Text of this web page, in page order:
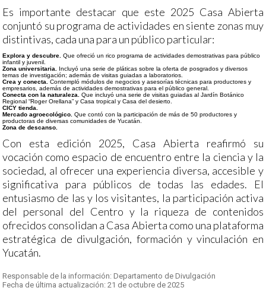
Es importante destacar que este 2025 Casa Abierta
conjuntó su programa de actividades en siente zonas muy
distintivas, cada una para un público particular:
Explora y descubre. Que ofreció un rico programa de actividades demostrativas para público
infantil y juvenil.
Zona universitaria. Incluyó una serie de pláticas sobre la oferta de posgrados y diversos
temas de investigación; además de visitas guiadas a laboratorios.
Crea y conecta. Contempló módulos de negocios y asesorías técnicas para productores y
empresarios, además de actividades demostrativas para el público general.
Conecta con la naturaleza. Que incluyó una serie de visitas guiadas al Jardín Botánico
Regional “Roger Orellana” y Casa tropical y Casa del desierto.
CICY tienda.
Mercado agroecológico. Que contó con la participación de más de 50 productores y
productoras de diversas comunidades de Yucatán.
Zona de descanso.
Con esta edición 2025, Casa Abierta reafirmó su
vocación como espacio de encuentro entre la ciencia y la
sociedad, al ofrecer una experiencia diversa, accesible y
significativa para públicos de todas las edades. El
entusiasmo de las y los visitantes, la participación activa
del personal del Centro y la riqueza de contenidos
ofrecidos consolidan a Casa Abierta como una plataforma
estratégica de divulgación, formación y vinculación en
Yucatán.
Responsable de la información: Departamento de Divulgación
Fecha de última actualización: 21 de octubre de 2025